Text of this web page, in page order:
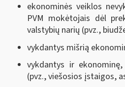
ekonominės veiklos
PVM mokėtojais dėl
valstybių narių (pvz.,
vykdantys mišrią
vykdantys ir
(pvz., viešosios įstaigos,